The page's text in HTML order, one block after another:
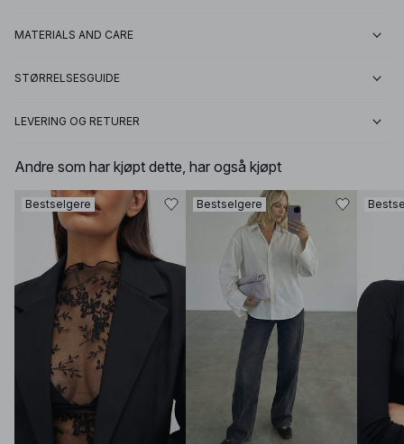
MATERIALS AND CARE
STØRRELSESGUIDE
LEVERING OG RETURER
Andre som har kjøpt dette, har også kjøpt
Bestselgere Bestselgere